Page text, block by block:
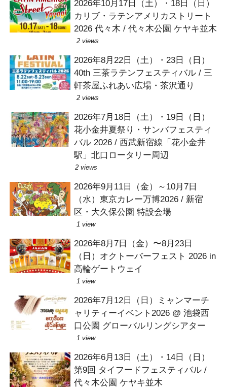
2026年10月17日（土）・18日（日）
カリブ・ラテンアメリカストリート
2026 代々木 / 代々木公園 ケヤキ並木
2 views
2026年8月22日（土）・23日（日）
40th 三茶ラテンフェスティバル / 三
軒茶屋ふれあい広場・茶沢通り
2 views
2026年7月18日（土）・19日（日）
花小金井夏祭り・サンバフェスティ
バル 2026 / 西武新宿線「花小金井
駅」北口ロータリー周辺
2 views
2026年9月11日（金）～10月7日
（水）東京カレー万博2026 / 新宿
区・大久保公園 特設会場
1 view
2026年8月7日（金）〜8月23日
（日）オクトーバーフェスト 2026 in
高輪ゲートウェイ
1 view
2026年7月12日（日）ミャンマーチ
ャリティーイベント2026 @ 池袋西
口公園 グローバルリングシアター
1 view
2026年6月13日（土）・14日（日）
第9回 タイフードフェスティバル /
代々木公園 ケヤキ並木